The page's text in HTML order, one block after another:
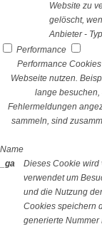
Website zu
gelöscht,
Anbieter - Typ
Performance
Performance
Webseite nutzen.
lange
Fehlermeldungen
sammeln, sind
Name
_ga
Dieses Cookie wird
verwendet um
und die Nutzung
Cookies speichern
generierte Nummer